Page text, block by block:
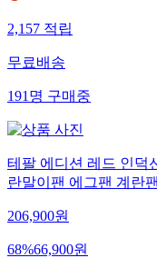
2,157적립
무료배송
191명구매중
테팔 에디션 레드 인덕
란말이팬 에그팬 계란
206,900원
68%66,900원